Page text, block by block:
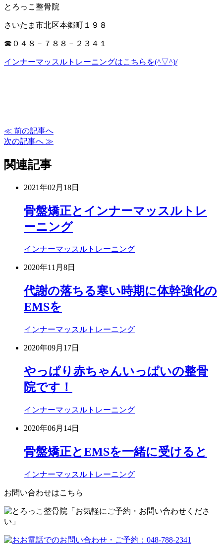
とろっこ整骨院
さいたま市北区本郷町１９８
☎０４８－７８８－２３４１
インナーマッスルトレーニングはこちらを(^▽^)/
≪ 前の記事へ
次の記事へ ≫
関連記事
2021年02月18日
骨盤矯正とインナーマッスルトレ
ーニング
インナーマッスルトレーニング
2020年11月8日
代謝の落ちる寒い時期に体幹強化の
EMSを
インナーマッスルトレーニング
2020年09月17日
やっぱり赤ちゃんいっぱいの整骨
院です！
インナーマッスルトレーニング
2020年06月14日
骨盤矯正とEMSを一緒に受けると
インナーマッスルトレーニング
お問い合わせはこちら